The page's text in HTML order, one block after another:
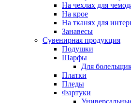
На чехлах для
На крое
На тканях для
Занавесы
Сувенирная продукция
Подушки
Шарфы
Для
Платки
Пледы
Фартуки